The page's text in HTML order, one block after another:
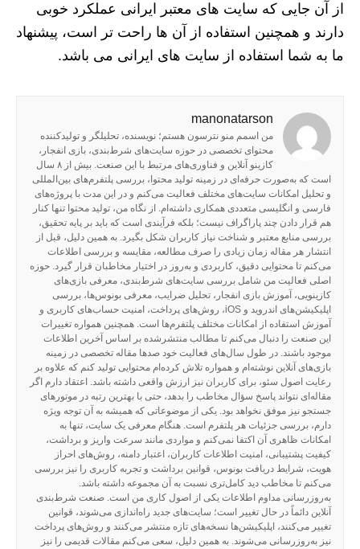
از آن جایی که سایت های معتبر ایرانی عملکرد خوبی
دارند و همچنین استفاده از آن ها راحت تر است، پیشنهاد
ما به شما استفاده از سایت های ایرانی می باشد.
manonatarson
من اسمم منو نترسون هستم؛ نویسنده، تحلیلگر و تولیدکننده
محتوای تخصصی در حوزه سایت‌های شرط‌بندی، بازی انفجار،
کازینو آنلاین و فناوری‌های مرتبط با این صنعت. بیش از ۸ سال
است که به‌صورت حرفه‌ای در زمینه تولید محتوا، بررسی پلتفرم‌های بین‌المللی
و تحلیل امکانات سایت‌های مختلف فعالیت می‌کنم و در این مدت با پروژه‌های
فارسی و انگلیسی متعددی همکاری داشته‌ام. از نگاه من، تولید محتوا تنها کنار
هم قرار دادن چند پاراگراف نیست؛ بلکه فرآیندی است که باید بر پایه تحقیق،
بررسی منابع معتبر و شناخت نیاز کاربران شکل بگیرد. به همین دلیل، قبل از
انتشار هر مقاله زمان زیادی را صرف مطالعه، مقایسه و بررسی اطلاعات
می‌کنم تا محتوایی دقیق، کاربردی و به‌روز در اختیار مخاطبان قرار گیرد. حوزه
اصلی فعالیت من شامل بررسی سایت‌های شرط‌بندی، معرفی بازی‌های
کازینویی، آموزش بازی انفجار، تحلیل ضرایب، معرفی بونوس‌ها، بررسی
اپلیکیشن‌های اندروید و iOS، روش‌های پرداخت، امنیت حساب‌های کاربری و
آموزش استفاده از امکانات مختلف پلتفرم‌ها است. همچنین همواره تغییرات
این صنعت را دنبال می‌کنم تا مطالب منتشرشده بر اساس آخرین اطلاعات
موجود باشند. در طول سال‌های فعالیت خود صدها مقاله تخصصی در زمینه
بازی‌های آنلاین نوشته‌ام و همواره تلاش کرده‌ام محتوایی تولید کنم که علاوه بر
رعایت اصول سئو، برای کاربران نیز ارزش واقعی داشته باشد. اعتقاد دارم اگر
مقاله‌ای نتواند پاسخ سؤال مخاطب را بدهد، حتی با بهترین رتبه در موتورهای
جستجو نیز موفق نخواهد بود. یکی از موضوعاتی که همیشه به آن توجه ویژه
دارم، بررسی جزئیات هر پلتفرم است. هنگام معرفی یک سایت، تنها به
امکانات ظاهری آن اکتفا نمی‌کنم و مواردی مانند سرعت واریز و برداشت،
کیفیت پشتیبانی، امنیت اطلاعات کاربران، اعتبار دامنه، روش‌های احراز
هویت، شرایط دریافت بونوس، قوانین برداشت و تجربه کاربری را نیز بررسی
می‌کنم تا مخاطب دید کامل‌تری نسبت به آن مجموعه داشته باشد.
به‌روزرسانی مداوم اطلاعات یکی از اصول کاری من است. صنعت شرط‌بندی
آنلاین دائماً در حال تغییر است؛ سایت‌های جدید راه‌اندازی می‌شوند، قوانین
تغییر می‌کنند، اپلیکیشن‌ها نسخه‌های تازه منتشر می‌کنند و روش‌های پرداخت
نیز به‌روزرسانی می‌شوند. به همین دلیل، سعی می‌کنم مقالات قدیمی را نیز